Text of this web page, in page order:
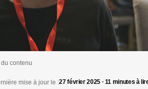
contenu
mise à jour le :27 février 2025 · 11 minutes à